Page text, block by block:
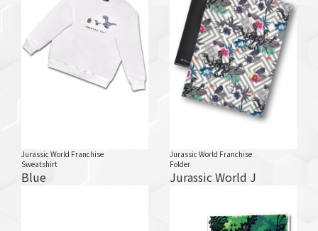
Jurassic World Franchise
Sweatshirt
Blue
Jurassic World Franchise
Folder
Jurassic World J